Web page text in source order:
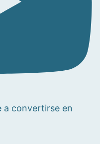
a convertirse en